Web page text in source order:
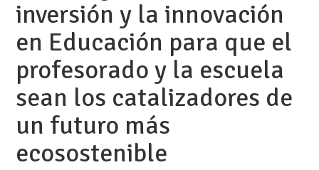
inversión y la innovación
en Educación para que el
profesorado y la escuela
sean los catalizadores de
un futuro más
ecosostenible